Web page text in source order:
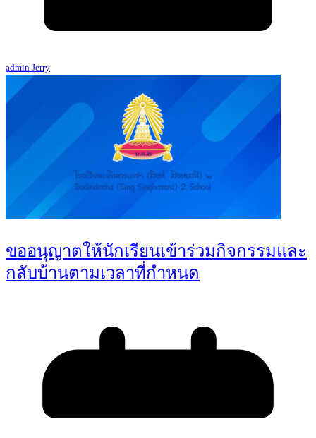
admin Jerry
ขออนุญาตให้นักเรียนเข้าร่วมกิจกรรมและ
กลับบ้านตามเวลาที่กำหนด